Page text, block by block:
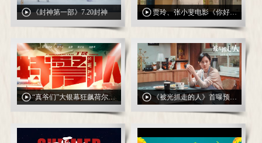
《封神第一部》7.20封神 贾玲、张小斐电影《你好，李焕英》
“真爷们”大银幕狂飙荷尔蒙 电影《特警队》强势定档12.27 《被光抓走的人》首曝预告 黄渤王珞丹谭卓上演现实主义爱情话题大片